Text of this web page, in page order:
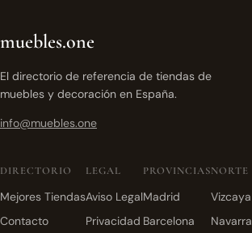
muebles.one
El directorio de referencia de tiendas de
muebles y decoración en España.
info@muebles.one
DIRECTORIO
Mejores Tiendas
Contacto
LEGAL
Aviso Legal
Privacidad
PROVINCIAS
Madrid
Barcelona
NORTE
Vizcaya
Navarra